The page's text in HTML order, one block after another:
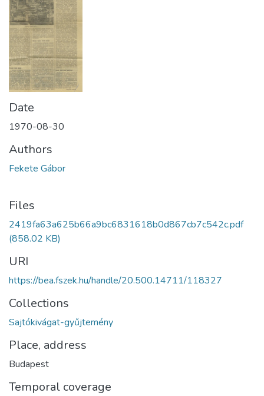
Date
1970-08-30
Authors
Fekete Gábor
Files
2419fa63a625b66a9bc6831618b0d867cb7c542c.pdf
(858.02 KB)
URI
https://bea.fszek.hu/handle/20.500.14711/118327
Collections
Sajtókivágat-gyűjtemény
Place, address
Budapest
Temporal coverage